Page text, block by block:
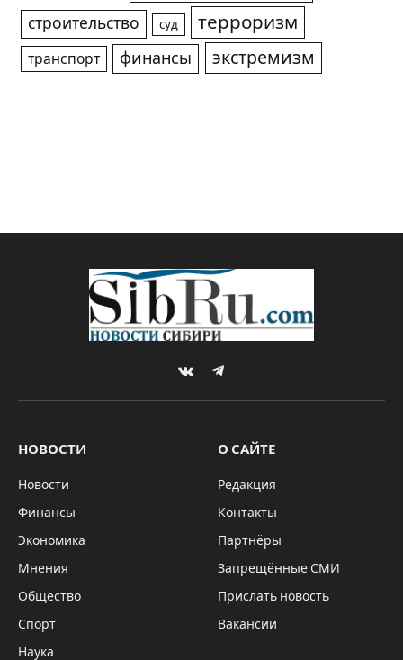
строительство суд терроризм
транспорт финансы экстремизм
VKontakteTelegram
НОВОСТИ
Новости
Финансы
Экономика
Мнения
Общество
Спорт
Наука
О САЙТЕ
Редакция
Контакты
Партнёры
Запрещённые СМИ
Прислать новость
Вакансии